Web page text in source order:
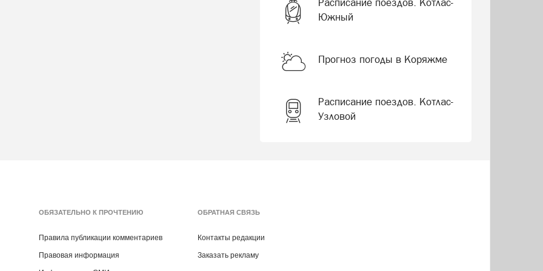
Южный
Прогноз погоды в Коряжме
Расписание поездов. Котлас-
Узловой
ОБЯЗАТЕЛЬНО К ПРОЧТЕНИЮ
Правила публикации комментариев
Правовая информация
ОБРАТНАЯ СВЯЗЬ
Контакты редакции
Заказать рекламу